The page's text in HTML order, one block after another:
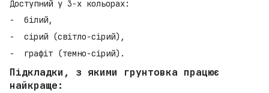
Доступний у 3-х кольорах:
білий,
сірий (світло-сірий),
графіт (темно-сірий).
Підкладки, з якими грунтовка працює
найкраще: